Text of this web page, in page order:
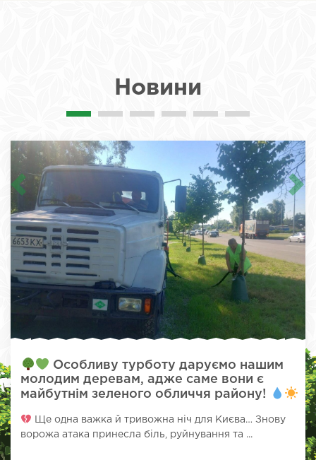
Новини
Особливу турботу даруємо нашим
молодим деревам, адже саме вони є
майбутнім зеленого обличчя району!
Ще одна важка й тривожна ніч для Києва… Знову
ворожа атака принесла біль, руйнування та ...